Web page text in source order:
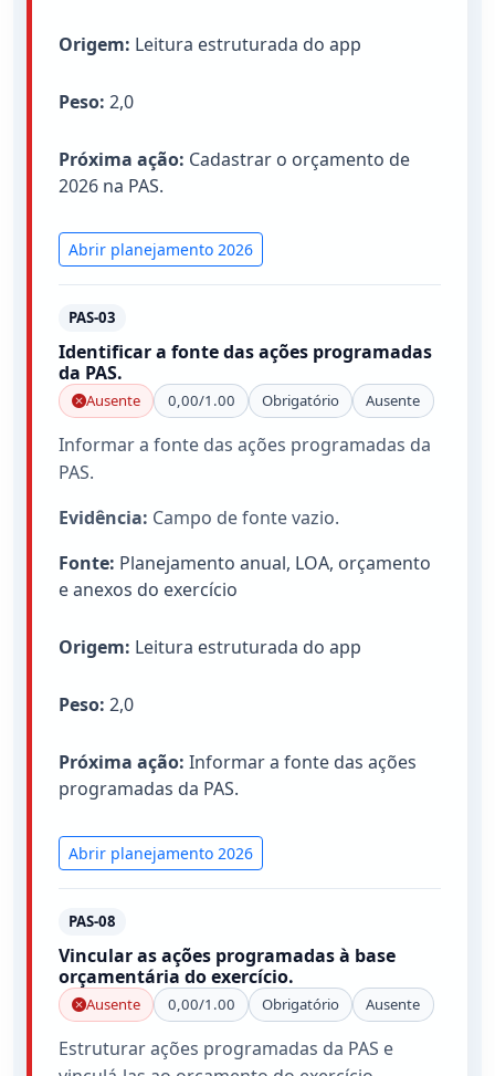
Origem: Leitura estruturada do app
Peso: 2,0
Próxima ação: Cadastrar o orçamento de
2026 na PAS.
Abrir planejamento 2026
PAS-03
Identificar a fonte das ações programadas
da PAS.
Ausente 0,00/1.00 Obrigatório Ausente
Informar a fonte das ações programadas da
PAS.
Evidência: Campo de fonte vazio.
Fonte: Planejamento anual, LOA, orçamento
e anexos do exercício
Origem: Leitura estruturada do app
Peso: 2,0
Próxima ação: Informar a fonte das ações
programadas da PAS.
Abrir planejamento 2026
PAS-08
Vincular as ações programadas à base
orçamentária do exercício.
Ausente 0,00/1.00 Obrigatório Ausente
Estruturar ações programadas da PAS e